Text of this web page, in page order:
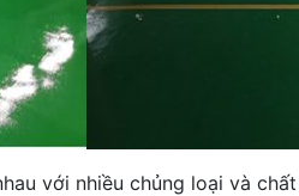
với nhiều chủng loại và